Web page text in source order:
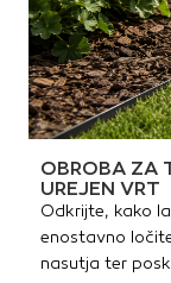
OBROBA ZA
UREJEN VRT
Odkrijte, kako
enostavno
nasutja ter